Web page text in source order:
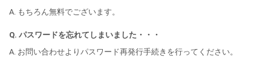
A. もちろん無料でございます。
Q. パスワードを忘れてしまいました・・・
A. お問い合わせよりパスワード再発行手続きを行ってください。